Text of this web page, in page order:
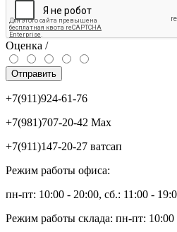
Оценка /
Отправить
+7(911)924-61-76
+7(981)707-20-42 Max
+7(911)147-20-27 ватсап
Режим работы офиса:
пн-пт: 10:00 - 20:00, сб.: 11:00 -
Режим работы склада: пн-пт: 10:00